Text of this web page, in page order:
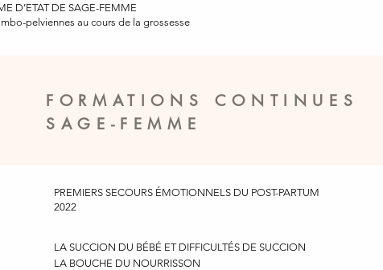
D’ETAT DE SAGE-FEMME
pelviennes au cours de la grossesse
FORMATIONS CONTINUES
SAGE-FEMME
PREMIERS SECOURS ÉMOTIONNELS DU POST-PARTUM
2022
LA SUCCION DU BÉBÉ ET DIFFICULTÉS DE SUCCION
LA BOUCHE DU NOURRISSON